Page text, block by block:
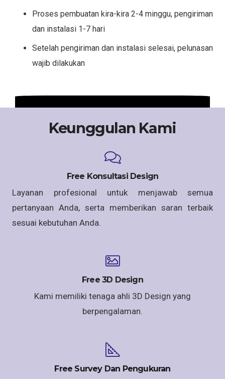
Proses pembuatan kira-kira 2-4 minggu, pengiriman
dan instalasi 1-7 hari
Setelah pengiriman dan instalasi selesai, pelunasan
wajib dilakukan
Keunggulan Kami
Free Konsultasi Design
Layanan profesional untuk menjawab semua
pertanyaan Anda, serta memberikan saran terbaik
sesuai kebutuhan Anda.
Free 3D Design
Kami memiliki tenaga ahli 3D Design yang
berpengalaman.
Free Survey Dan Pengukuran